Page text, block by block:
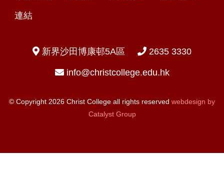
連結
新界沙田博康邨5A區 2635 3330
info@christcollege.edu.hk
© Copyright 2026 Christ College all rights reserved webdesign by
Catalyst Group